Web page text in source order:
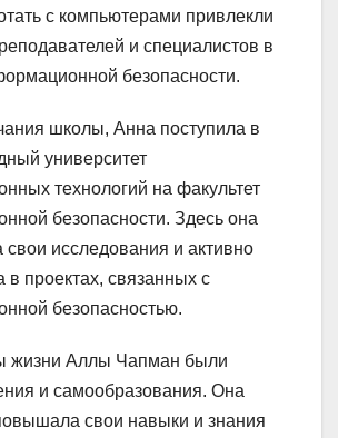
с компьютерами привлекли
и специалистов в
безопасности.
школы, Анна поступила в
университет
технологий на факультет
безопасности. Здесь она
исследования и активно
в проектах, связанных с
безопасностью.
жизни Аллы Чапман были
и самообразования. Она
свои навыки и знания